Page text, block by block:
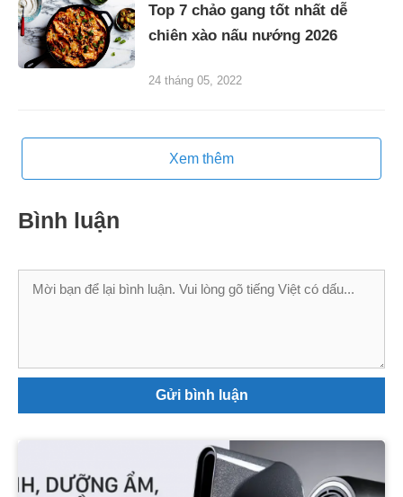
Top 7 chảo gang tốt nhất dễ
chiên xào nấu nướng 2026
24 tháng 05, 2022
Xem thêm
Bình luận
Bình